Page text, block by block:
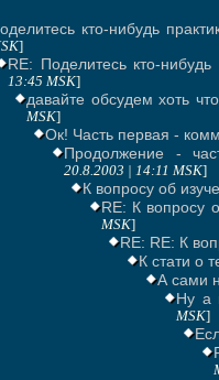
кто-нибудь
]
RE: Поделитесь кто-
13:45 MSK]
давайте обсудем хоть
MSK]
Ок! Часть первая -
Продолжение -
20.8.2003 | 14:11 MSK]
К вопросу об
RE: К вопросу
MSK]
RE: RE: К
К стати о
А сами
Ну а
MSK]